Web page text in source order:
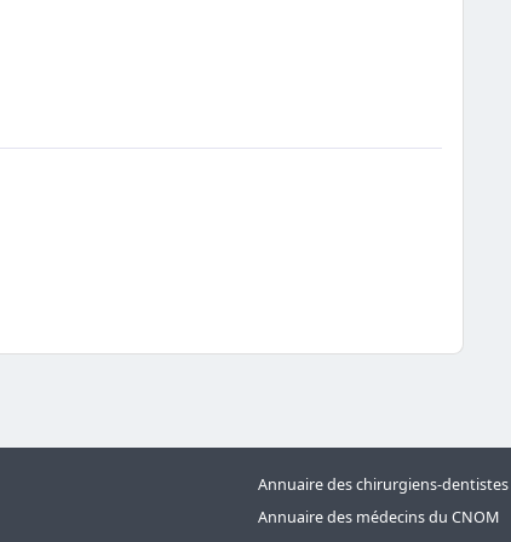
Annuaire des chirurgiens-dentistes
Annuaire des médecins du CNOM